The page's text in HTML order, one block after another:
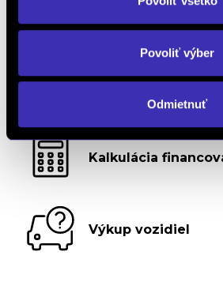
Povoliť výber
Odmietnuť
Objednať
Kalkulácia
Výkup vozidiel